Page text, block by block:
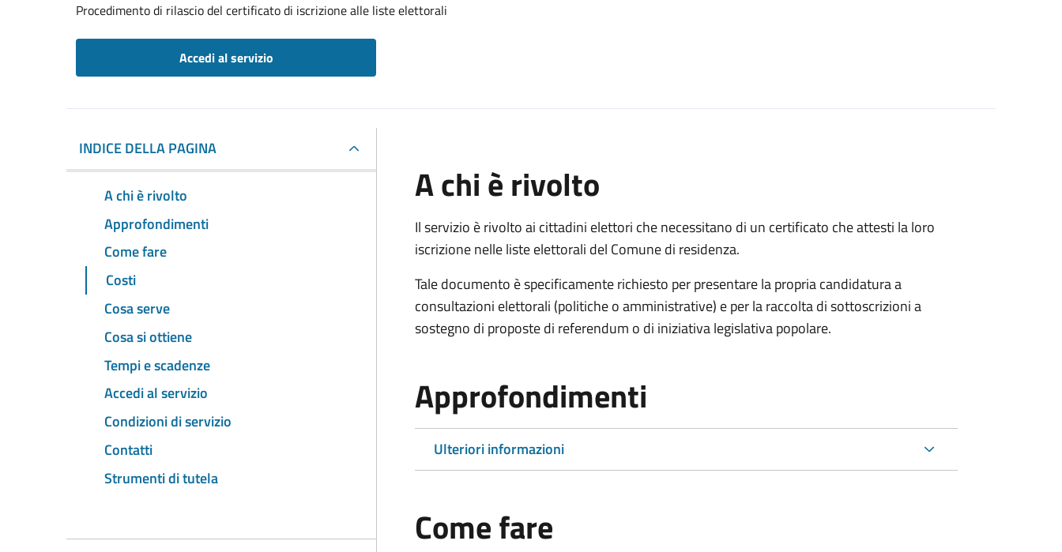
Procedimento di rilascio del certificato di iscrizione alle liste elettorali
Accedi al servizio
INDICE DELLA PAGINA
A chi è rivolto
Approfondimenti
Come fare
Costi
Cosa serve
Cosa si ottiene
Tempi e scadenze
Accedi al servizio
Condizioni di servizio
Contatti
Strumenti di tutela
A chi è rivolto
Il servizio è rivolto ai cittadini elettori che necessitano di un certificato che attesti la loro
iscrizione nelle liste elettorali del Comune di residenza.
Tale documento è specificamente richiesto per presentare la propria candidatura a
consultazioni elettorali (politiche o amministrative) e per la raccolta di sottoscrizioni a
sostegno di proposte di referendum o di iniziativa legislativa popolare.
Approfondimenti
Ulteriori informazioni
Come fare